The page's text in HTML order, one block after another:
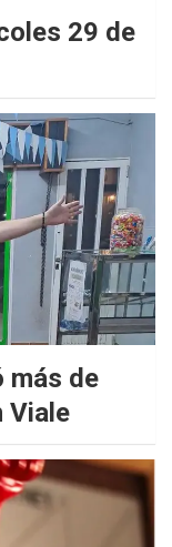
29 de
más de
Viale